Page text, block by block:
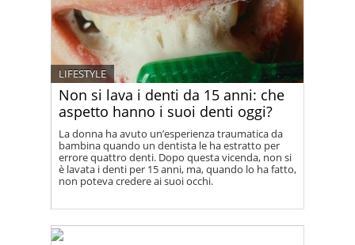
Non si lava i denti da 15 anni: che
aspetto hanno i suoi denti oggi?
LIFESTYLE
La donna ha avuto un’esperienza traumatica da
bambina quando un dentista le ha estratto per
errore quattro denti. Dopo questa vicenda, non si
è lavata i denti per 15 anni, ma, quando lo ha fatto,
non poteva credere ai suoi occhi.